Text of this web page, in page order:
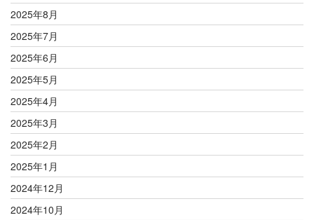
2025年8月
2025年7月
2025年6月
2025年5月
2025年4月
2025年3月
2025年2月
2025年1月
2024年12月
2024年10月